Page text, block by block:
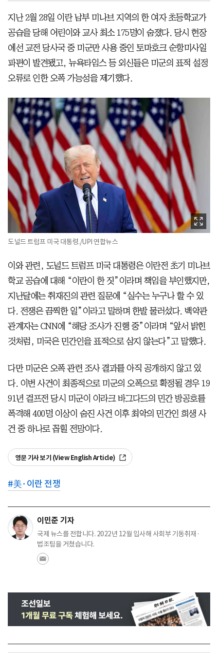
지난 2월 28일 이란 남부 미나브 지역의 한 여자 초등학교가
공습을 당해 어린이와 교사 최소 175명이 숨졌다. 당시 현장
에선 교전 당사국 중 미군만 사용 중인 토마호크 순항미사일
파편이 발견됐고, 뉴욕타임스 등 외신들은 미군의 표적 설정
오류로 인한 오폭 가능성을 제기했다.
도널드 트럼프 미국 대통령./UPI 연합뉴스
이와 관련, 도널드 트럼프 미국 대통령은 이란전 초기 미나브
학교 공습에 대해 “이란이 한 짓”이라며 책임을 부인했지만,
지난달에는 취재진의 관련 질문에 “실수는 누구나 할 수 있
다. 전쟁은 끔찍한 일”이라고 말하며 한발 물러섰다. 백악관
관계자는 CNN에 “해당 조사가 진행 중”이라며 “앞서 밝힌
것처럼, 미국은 민간인을 표적으로 삼지 않는다”고 말했다.
다만 미군은 오폭 관련 조사 결과를 아직 공개하지 않고 있
다. 이번 사건이 최종적으로 미군의 오폭으로 확정될 경우 19
91년 걸프전 당시 미군이 이라크 바그다드의 민간 방공호를
폭격해 400명 이상이 숨진 사건 이후 최악의 민간인 희생 사
건 중 하나로 꼽힐 전망이다.
영문 기사 보기 (View English Article)
#美·이란 전쟁
이민준 기자
국제 뉴스를 전합니다. 2022년 12월 입사해 사회부 기동취재·
법조팀을 거쳤습니다.